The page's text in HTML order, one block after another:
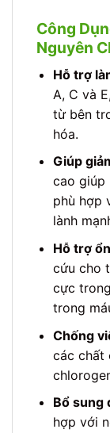
Công
Nguyên
Hỗ trợ
A, C và
từ bên
hóa.
Giúp
cao giúp
phù hợp
lành
Hỗ trợ
cứu cho
cực
trong
Chống
các chất
Bổ sung
hợp với